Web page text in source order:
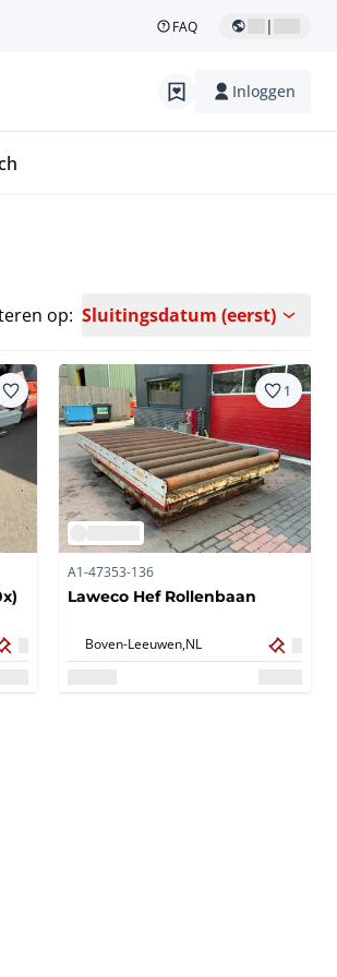
FAQ |
Inloggen
op: Sluitingsdatum (eerst)
1
A1-47353-136
Laweco Hef Rollenbaan
Boven-Leeuwen, NL